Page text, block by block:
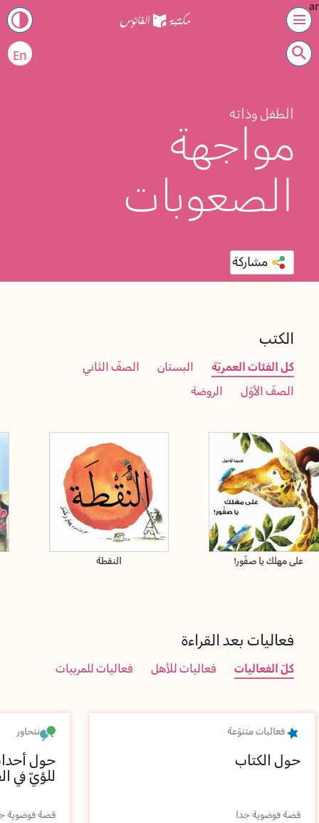
ar
En
الطفل وذاته
مواجهة
الصعوبات
مشاركة
الكتب
كل الفئات العمريّة البستان
الصفّ الثاني
الصفّ الأوّل
الروضة
على مهلك يا صفّور! النقطة
فعاليات بعد القراءة
كلّ الفعاليات فعاليات للأهل فعاليات للمربيات
فعاليات متنوّعة
حول الكتاب
قصة فوضوية جدا
نتحاور
حول
للؤيّ في
قصة فوضوية